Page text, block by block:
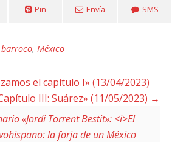
Pin Envía SMS
barroco, México
el capítulo I» (13/04/2023)
III: Suárez» (11/05/2023)
«Jordi Torrent Bestit»: <i>El
la forja de un México